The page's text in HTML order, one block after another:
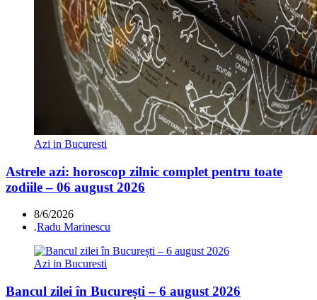
Azi in Bucuresti
Astrele azi: horoscop zilnic complet pentru toate
zodiile – 06 august 2026
8/6/2026
.Radu Marinescu
Azi in Bucuresti
Bancul zilei în București – 6 august 2026